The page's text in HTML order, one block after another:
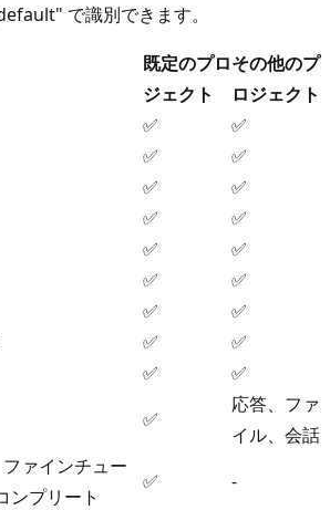
で識別できます。
既定のプロ
ジェクト
その他のプ
ロジェクト
✅
✅
✅
✅
✅
✅
✅
✅
✅
✅
✅
✅
✅
✅
✅
✅
✅
✅
✅
応答、ファ
イル、会話
ァインチュー
ンプリート
✅
-